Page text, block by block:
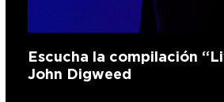
Escucha la compilación
John Digweed